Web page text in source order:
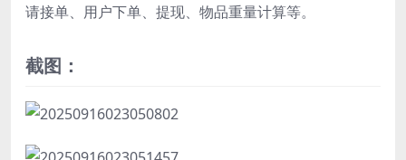
请接单、用户下单、提现、物品重量计算等。
截图：